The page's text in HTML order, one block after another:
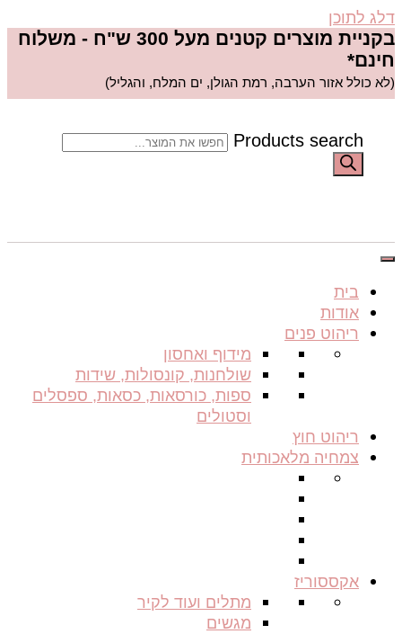
דלג לתוכן
בקניית מוצרים קטנים מעל 300 ש"ח - משלוח
חינם*
(לא כולל אזור הערבה, רמת הגולן, ים המלח, והגליל)
Products search
בית
אודות
ריהוט פנים
מידוף ואחסון
שולחנות, קונסולות, שידות
ספות, כורסאות, כסאות, ספסלים
וסטולים
ריהוט חוץ
צמחיה מלאכותית
אקססוריז
מתלים ועוד לקיר
מגשים